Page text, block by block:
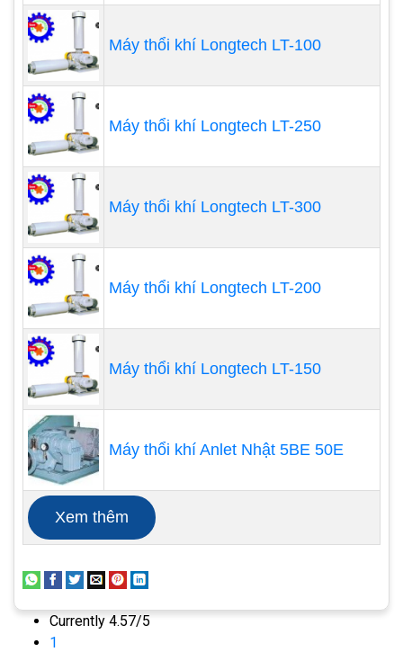
Một khái niệm tương tự đã truyền cảm hứng cho
những mảnh đồ nội thất là tốt. Đây là một loạt các
bàn và bàn có bể cá tích hợp. Chúng rất thú vị và
chúng có thể là một giải pháp tuyệt vời cho các
văn phòng nhỏ tại nhà, nơi có đủ không gian cho
bể cá. Bạn có thể đặt bể cá vào bàn, bàn hoặc bàn
làm việc
Truyền hình
Đó là một bể cá được đặt bên trong khung của
bạn có cảm tưởng rằng bạn thực sự chỉ xem TV
để khám phá sau đó rằng đó là một bể cá thực sự
bên trong.
Máy thổi khí Longtech LT-100
Máy thổi khí Longtech LT-250
Máy thổi khí Longtech LT-300
Máy thổi khí Longtech LT-200
Máy thổi khí Longtech LT-150
Máy thổi khí Anlet Nhật 5BE 50E
Xem thêm
Currently 4.57/5
1